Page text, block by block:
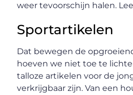
weer tevoorschijn halen.
Sportartikelen
Dat bewegen de
hoeven we niet toe te
talloze artikelen voor de
verkrijgbaar zijn. Van een